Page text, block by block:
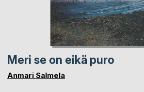
Meri se on eikä puro
Anmari Salmela